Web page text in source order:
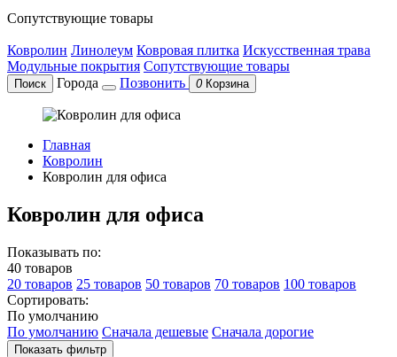
Сопутствующие товары
Ковролин Линолеум Ковровая плитка Искусственная трава
Модульные покрытия Сопутствующие товары
Поиск Города Позвонить 0 Корзина
Главная
Ковролин
Ковролин для офиса
Ковролин для офиса
Показывать по:
40 товаров
20 товаров 25 товаров 50 товаров 70 товаров 100 товаров
Сортировать:
По умолчанию
По умолчанию Сначала дешевые Сначала дорогие
Показать фильтр